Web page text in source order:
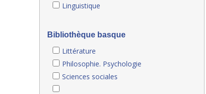
Linguistique
Bibliothèque basque
Littérature
Philosophie. Psychologie
Sciences sociales